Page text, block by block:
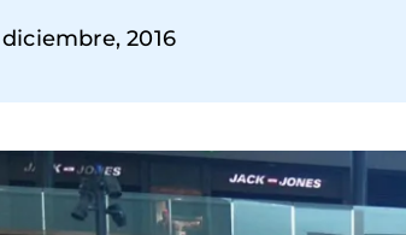
diciembre, 2016